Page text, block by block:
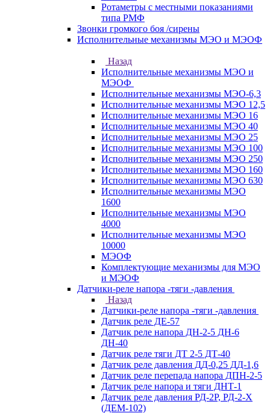
Ротаметры с местными показаниями
типа РМФ
Звонки громкого боя /сирены
Исполнительные механизмы МЭО и МЭОФ
Назад
Исполнительные механизмы МЭО и
МЭОФ
Исполнительные механизмы МЭО-6,3
Исполнительные механизмы МЭО 12,5
Исполнительные механизмы МЭО 16
Исполнительные механизмы МЭО 40
Исполнительные механизмы МЭО 25
Исполнительные механизмы МЭО 100
Исполнительные механизмы МЭО 250
Исполнительные механизмы МЭО 160
Исполнительные механизмы МЭО 630
Исполнительные механизмы МЭО
1600
Исполнительные механизмы МЭО
4000
Исполнительные механизмы МЭО
10000
МЭОФ
Комплектующие механизмы для МЭО
и МЭОФ
Датчики-реле напора -тяги -давления
Назад
Датчики-реле напора -тяги -давления
Датчик реле ДЕ-57
Датчик реле напора ДН-2-5 ДН-6
ДН-40
Датчик реле тяги ДТ 2-5 ДТ-40
Датчик реле давления ДД-0,25 ДД-1,6
Датчик реле перепада напора ДПН-2-5
Датчик реле напора и тяги ДНТ-1
Датчик реле давления РД-2Р, РД-2-Х
(ДЕМ-102)